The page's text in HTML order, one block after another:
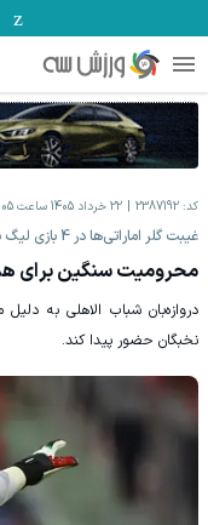
کد: 2387192 22 خرداد 1405 ساعت 19:05
غیبت گلر اماراتی‌ها در 4 بازی لیگ نخبگان؛
محرومیت سنگین برای
دروازه‌بان شباب الاهلی به
نخبگان حضور پیدا کند.